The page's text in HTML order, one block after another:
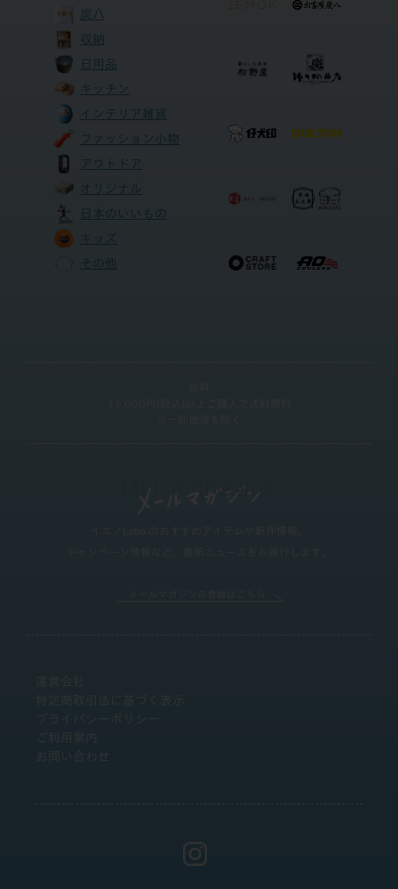
炭八
収納
日用品
キッチン
インテリア雑貨
ファッション小物
アウトドア
オリジナル
日本のいいもの
キッズ
その他
運営会社
特定商取引法に基づく表示
プライバシーポリシー
ご利用案内
お問い合わせ